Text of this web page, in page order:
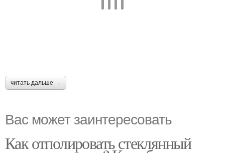
читать дальше →
Вас может заинтересовать
Как отполировать стеклянный